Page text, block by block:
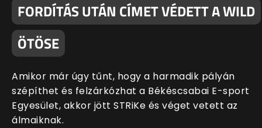
FORDÍTÁS UTÁN CÍMET VÉDETT A WILD
ÖTÖSE
Amikor már úgy tűnt, hogy a harmadik pályán
szépíthet és felzárkózhat a Békéscsabai E-sport
Egyesület, akkor jött STRiKe és véget vetett az
álmaiknak.